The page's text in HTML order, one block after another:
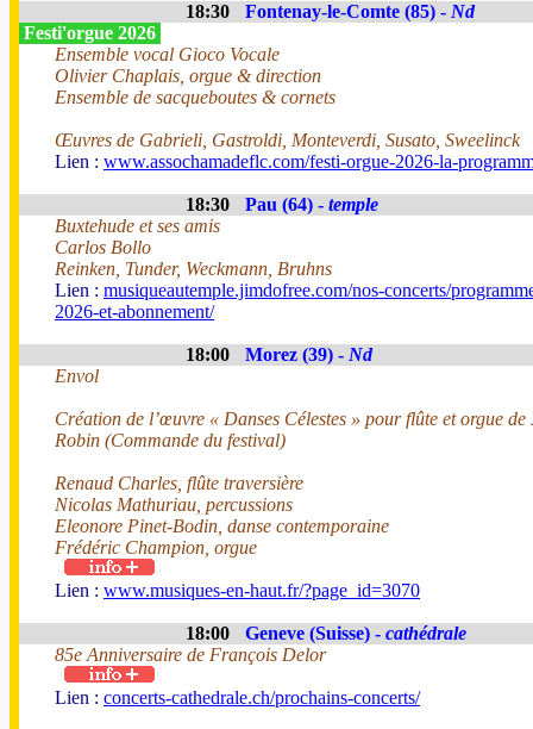
18:30 Fontenay-le-Comte (85) - Nd
Festi'orgue 2026
Ensemble vocal Gioco Vocale
Olivier Chaplais, orgue & direction
Ensemble de sacqueboutes & cornets
Œuvres de Gabrieli, Gastroldi, Monteverdi, Susato, Sweelinck
Lien : www.assochamadeflc.com/festi-orgue-2026-la-
18:30 Pau (64) - temple
Buxtehude et ses amis
Carlos Bollo
Reinken, Tunder, Weckmann, Bruhns
Lien : musiqueautemple.jimdofree.com/nos-concerts/
2026-et-abonnement/
18:00 Morez (39) - Nd
Envol
Création de l’œuvre « Danses Célestes » pour flûte et orgue de
Robin (Commande du festival)
Renaud Charles, flûte traversière
Nicolas Mathuriau, percussions
Eleonore Pinet-Bodin, danse contemporaine
Frédéric Champion, orgue
Lien : www.musiques-en-haut.fr/?page_id=3070
18:00 Geneve (Suisse) - cathédrale
85e Anniversaire de François Delor
Lien : concerts-cathedrale.ch/prochains-concerts/